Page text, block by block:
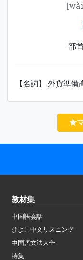
部
【名詞】 外貨準備
★マ
教材集
中国語会話
ひよこ中文リスニング
中国語文法大全
特集